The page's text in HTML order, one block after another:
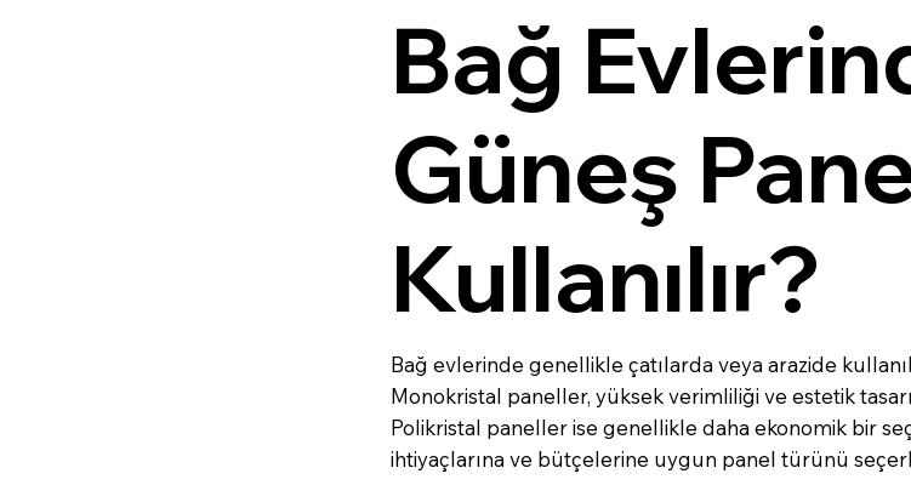
Bağ
Güneş
Kullanılır?
Bağ evlerinde genellikle çatılarda veya arazide
Monokristal paneller, yüksek verimliliği ve estetik
Polikristal paneller ise genellikle daha ekonomik bir
ihtiyaçlarına ve bütçelerine uygun panel türünü